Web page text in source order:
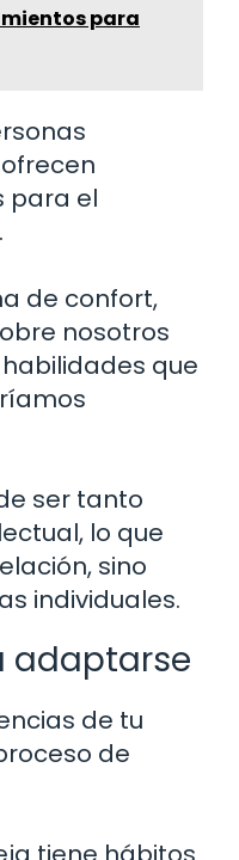
para
para el
de confort,
nosotros
que
ser tanto
lo que
sino
individuales.
adaptarse
de tu
de